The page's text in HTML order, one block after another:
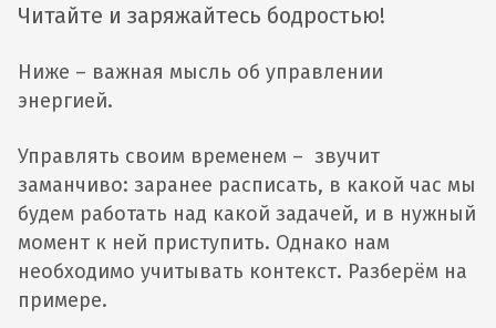
Читайте и заряжайтесь бодростью!
Ниже – важная мысль об управлении
энергией.
Управлять своим временем – звучит
заманчиво: заранее расписать, в какой час мы
будем работать над какой задачей, и в нужный
момент к ней приступить. Однако нам
необходимо учитывать контекст. Разберём на
примере.